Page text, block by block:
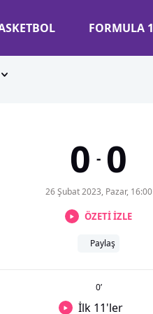
FORMULA 1
0 - 0
26 Şubat 2023, Pazar, 16:00
ÖZETİ İZLE
Paylaş
0’
İlk 11'ler